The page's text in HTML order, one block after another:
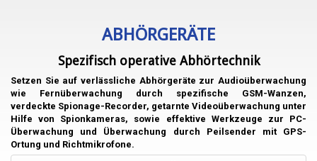
ABHÖRGERÄTE
Spezifisch operative Abhörtechnik
Setzen Sie auf verlässliche Abhörgeräte zur Audioüberwachung
wie Fernüberwachung durch spezifische GSM-Wanzen,
verdeckte Spionage-Recorder, getarnte Videoüberwachung unter
Hilfe von Spionkameras, sowie effektive Werkzeuge zur PC-
Überwachung und Überwachung durch Peilsender mit GPS-
Ortung und Richtmikrofone.